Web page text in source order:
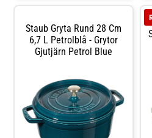
Staub Gryta Rund 28 Cm
6,7 L Petrolblå - Grytor
Gjutjärn Petrol Blue